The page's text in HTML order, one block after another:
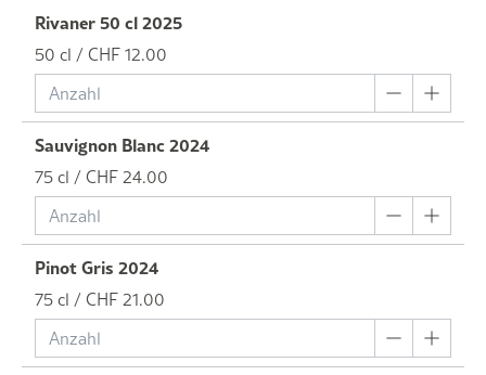
Rivaner 50 cl 2025
50 cl / CHF 12.00
Sauvignon Blanc 2024
75 cl / CHF 24.00
Pinot Gris 2024
75 cl / CHF 21.00